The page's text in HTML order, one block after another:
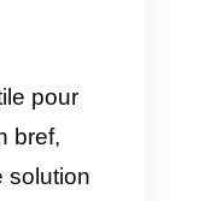
parmi
importantes